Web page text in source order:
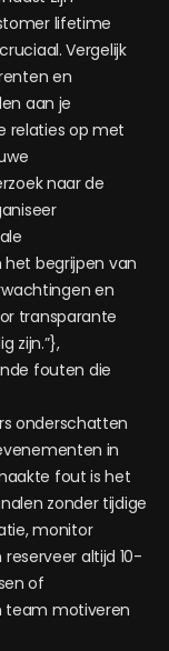
lifetime
Vergelijk
en
aan je
relaties op met
naar de
begrijpen van
en
transparante
zijn.”},
fouten die
onderschatten
in
fout is het
zonder tijdige
monitor
altijd 10-
of
team motiveren